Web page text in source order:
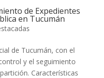
de Expedientes
en Tucumán
de Tucumán, con el
y el seguimiento
Características